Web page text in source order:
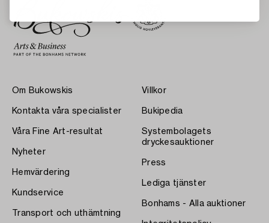
Om Bukowskis
Kontakta våra specialister
Våra Fine Art-resultat
Nyheter
Hemvärdering
Kundservice
Transport och uthämtning
Villkor
Bukipedia
Systembolagets
dryckesauktioner
Press
Lediga tjänster
Bonhams - Alla auktioner